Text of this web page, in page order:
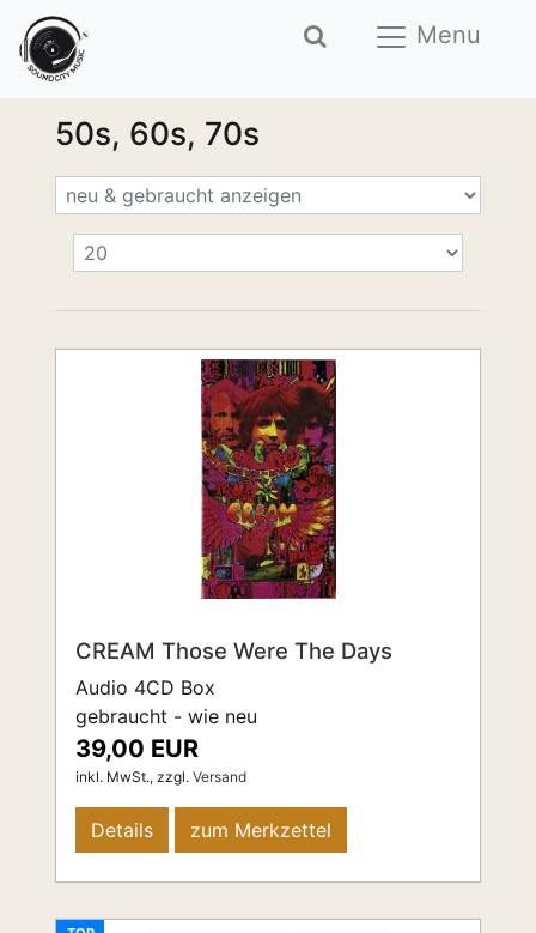
Menu
50s, 60s, 70s
CREAM Those Were The Days
Audio 4CD Box
gebraucht - wie neu
39,00 EUR
inkl. MwSt., zzgl. Versand
Details zum Merkzettel